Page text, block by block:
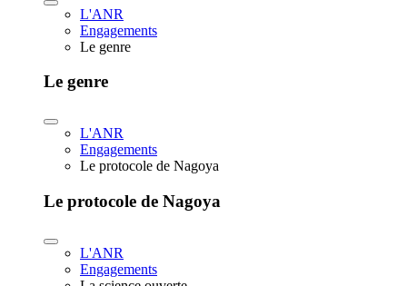
L'ANR
Engagements
Le genre
Le genre
L'ANR
Engagements
Le protocole de Nagoya
Le protocole de Nagoya
L'ANR
Engagements